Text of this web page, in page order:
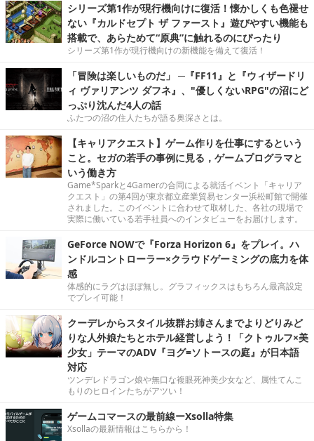
シリーズ第1作が現行機向けに復活！懐かしくも色褪せ
ない『カルドセプト ザ ファースト』遊びやすい機能も
搭載で、あらためて“原典”に触れるのにぴったり
シリーズ第1作が現行機向けの新機能を備えて復活！
「冒険は楽しいものだ」 ─『FF11』と『ウィザードリ
ィ ヴァリアンツ ダフネ』、"優しくないRPG"の沼にど
っぷり沈んだ4人の話
ふたつの沼の住人たちが語る奥深さとは。
【キャリアクエスト】ゲーム作りを仕事にするという
こと。セガの若手の事例に見る，ゲームプログラマと
いう働き方
Game*Sparkと4Gamerの合同による就活イベント「キャリア
クエスト」の第4回が東京都立産業貿易センター浜松町館で開催
されました。このイベントに合わせて取材した、各社の現場で
実際に働いている若手社員へのインタビューをお届けします。
GeForce NOWで『Forza Horizon 6』をプレイ。ハ
ンドルコントローラー×クラウドゲーミングの底力を体
感
体感的にラグはほぼ無し。グラフィックスはもちろん最高設定
でプレイ可能！
クーデレからスタイル抜群お姉さんまでよりどりみど
りな人外娘たちとホテル経営しよう！「クトゥルフ×美
少女」テーマのADV『ヨグ=ソトースの庭』が日本語
対応
ツンデレドラゴン娘や無口な複眼死神美少女など、属性てんこ
もりのヒロインたちがアツい！
ゲームコマースの最前線ーXsolla特集
Xsollaの最新情報はこちらから！